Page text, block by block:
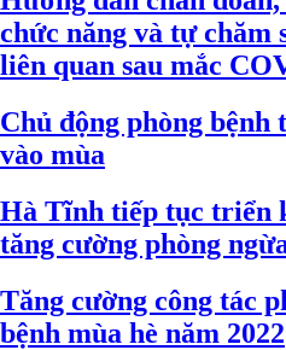
chức năng và tự chăm
liên quan sau mắc
Chủ động phòng bệnh
vào mùa
Hà Tĩnh tiếp tục triển
tăng cường phòng
Tăng cường công tác
bệnh mùa hè năm 2022